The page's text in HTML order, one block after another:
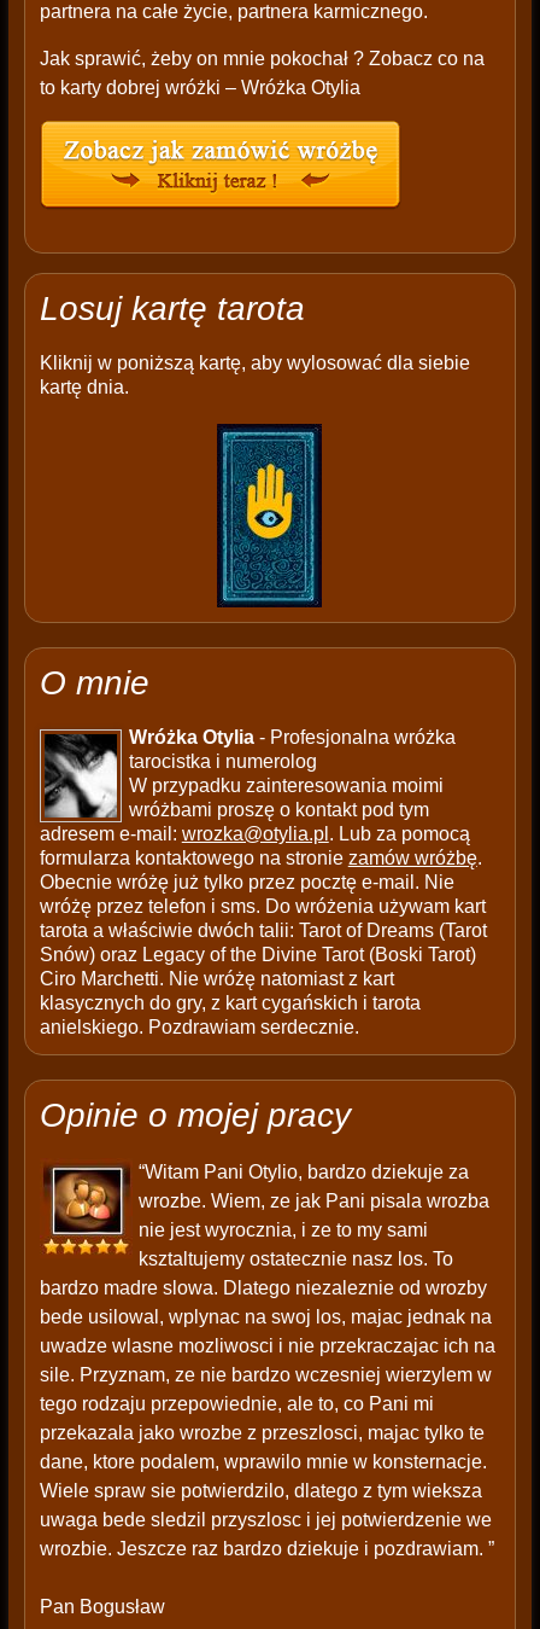
partnera na całe życie, partnera karmicznego.
Jak sprawić, żeby on mnie pokochał ? Zobacz co na
to karty dobrej wróżki – Wróżka Otylia
Losuj kartę tarota
Kliknij w poniższą kartę, aby wylosować dla siebie
kartę dnia.
O mnie
Wróżka Otylia- Profesjonalna wróżka
tarocistka i numerolog
W przypadku zainteresowania moimi
wróżbami proszę o kontakt pod tym
adresem e-mail: wrozka@otylia.pl . Lub za pomocą
formularza kontaktowego na stronie zamów wróżbę.
Obecnie wróżę już tylko przez pocztę e-mail. Nie
wróżę przez telefon i sms. Do wróżenia używam kart
tarota a właściwie dwóch talii: Tarot of Dreams (Tarot
Snów) oraz Legacy of the Divine Tarot (Boski Tarot)
Ciro Marchetti. Nie wróżę natomiast z kart
klasycznych do gry, z kart cygańskich i tarota
anielskiego. Pozdrawiam serdecznie.
Opinie o mojej pracy
“Witam Pani Otylio, bardzo dziekuje za
wrozbe. Wiem, ze jak Pani pisala wrozba
nie jest wyrocznia, i ze to my sami
ksztaltujemy ostatecznie nasz los. To
bardzo madre slowa. Dlatego niezaleznie od wrozby
bede usilowal, wplynac na swoj los, majac jednak na
uwadze wlasne mozliwosci i nie przekraczajac ich na
sile. Przyznam, ze nie bardzo wczesniej wierzylem w
tego rodzaju przepowiednie, ale to, co Pani mi
przekazala jako wrozbe z przeszlosci, majac tylko te
dane, ktore podalem, wprawilo mnie w konsternacje.
Wiele spraw sie potwierdzilo, dlatego z tym wieksza
uwaga bede sledzil przyszlosc i jej potwierdzenie we
wrozbie. Jeszcze raz bardzo dziekuje i pozdrawiam. ”
Pan Bogusław